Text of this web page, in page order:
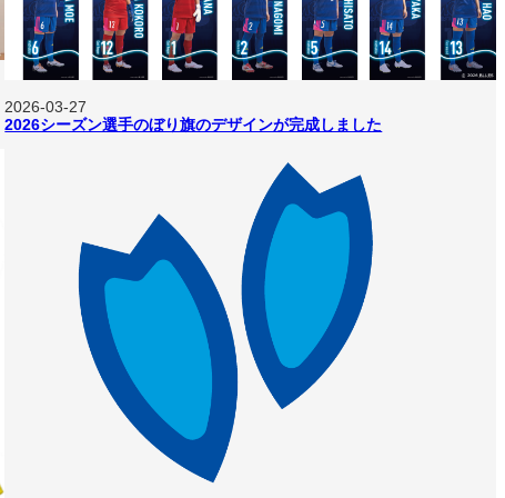
2026-03-27
2026シーズン選手のぼり旗のデザインが完成しました